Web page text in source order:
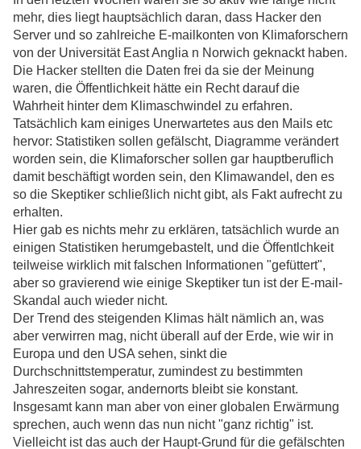
mehr, dies liegt hauptsächlich daran, dass Hacker den
Server und so zahlreiche E-mailkonten von Klimaforschern
von der Universität East Anglia n Norwich geknackt haben.
Die Hacker stellten die Daten frei da sie der Meinung
waren, die Öffentlichkeit hätte ein Recht darauf die
Wahrheit hinter dem Klimaschwindel zu erfahren.
Tatsächlich kam einiges Unerwartetes aus den Mails etc
hervor: Statistiken sollen gefälscht, Diagramme verändert
worden sein, die Klimaforscher sollen gar hauptberuflich
damit beschäftigt worden sein, den Klimawandel, den es
so die Skeptiker schließlich nicht gibt, als Fakt aufrecht zu
erhalten.
Hier gab es nichts mehr zu erklären, tatsächlich wurde an
einigen Statistiken herumgebastelt, und die Öffentlchkeit
teilweise wirklich mit falschen Informationen "gefüttert",
aber so gravierend wie einige Skeptiker tun ist der E-mail-
Skandal auch wieder nicht.
Der Trend des steigenden Klimas hält nämlich an, was
aber verwirren mag, nicht überall auf der Erde, wie wir in
Europa und den USA sehen, sinkt die
Durchschnittstemperatur, zumindest zu bestimmten
Jahreszeiten sogar, andernorts bleibt sie konstant.
Insgesamt kann man aber von einer globalen Erwärmung
sprechen, auch wenn das nun nicht "ganz richtig" ist.
Vielleicht ist das auch der Haupt-Grund für die gefälschten